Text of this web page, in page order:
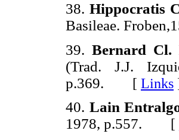
38. Hippocratis
Basileae.
39. Bernard Cl.
(Trad. J.J.
p.369. [ Links
40. Lain
1978, p.557. [